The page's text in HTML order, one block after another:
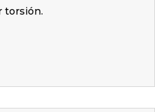
torsión.